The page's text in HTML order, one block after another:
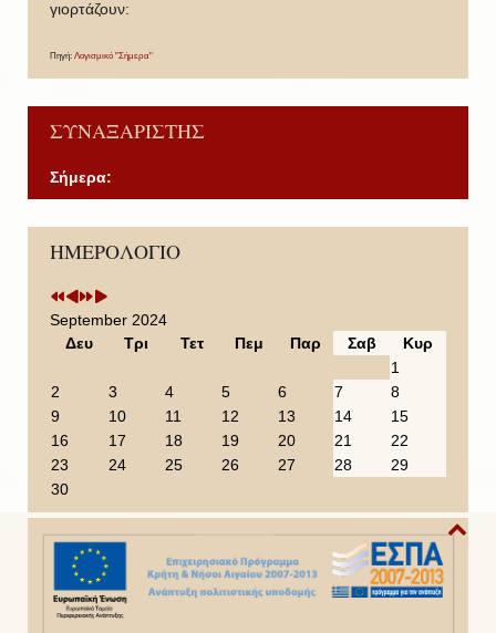
γιορτάζουν:
Πηγή: Λογισμικό "Σήμερα"
ΣΥΝΑΞΑΡΙΣΤΗΣ
Σήμερα:
ΗΜΕΡΟΛΟΓΙΟ
P
r
v
i
e
a
r
P
r
v
i
o
n
t
h
N
e
t
Y
e
N
e
t
M
September 2024
Δευ
Τρι Τετ Πεμ Παρ Σαβ
Κυρ
1
2
3 4 5 6 7
8
9
10 11 12 13 14
15
16
17 18 19 20 21
22
23
24 25 26 27 28
29
30